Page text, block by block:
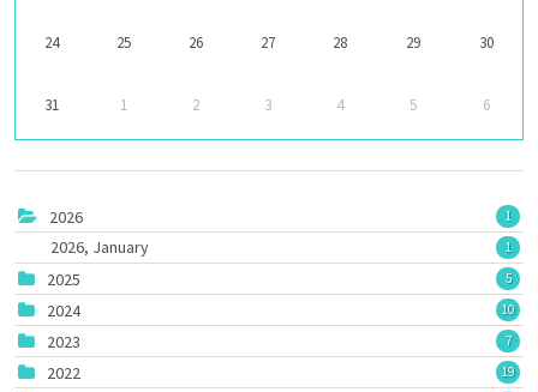
24 25 26 27 28 29 30
31 1 2 3 4 5 6
2026 1
2026, January 1
2025 5
2024 10
2023 7
2022 19